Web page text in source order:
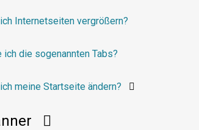
Internetseiten vergrößern?
ich die sogenannten Tabs?
meine Startseite ändern?